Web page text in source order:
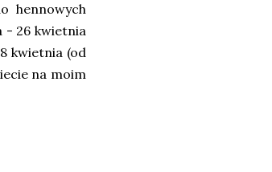
hennowych
- 26 kwietnia
kwietnia (od
na moim